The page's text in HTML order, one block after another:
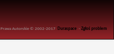
Prawa Autorskie © 2002-2017 Duraspace -Zgłoś problem